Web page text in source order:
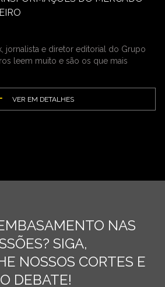
jornalista e diretor editorial do Grupo
leem muito e são os que mais
VER EM DETALHES
NAS
SIGA,
NOSSOS CORTES E
DEBATE!